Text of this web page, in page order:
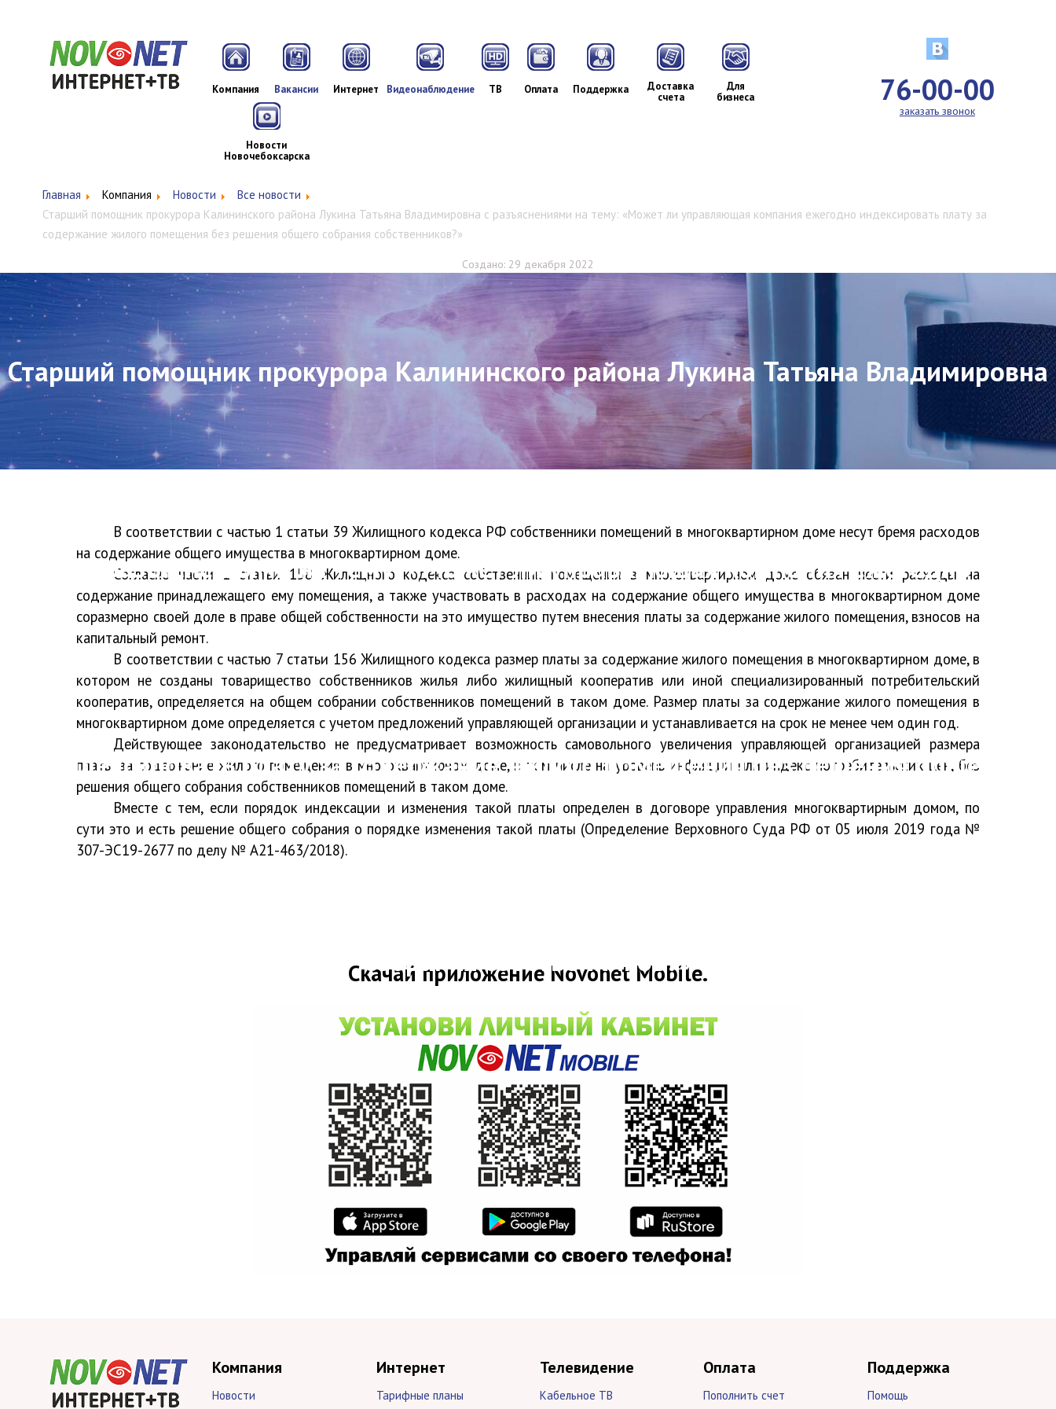
Компания Вакансии Интернет Видеонаблюдение ТВ Оплата Поддержка
Доставка
счета
Для
бизнеса
Новости
Новочебоксарска
76-00-00
заказать звонок
Главная Компания Новости
Все новости
Старший помощник прокурора Калининского района Лукина Татьяна Владимировна с разъяснениями на тему: «Может ли управляющая компания ежегодно индексировать плату за
содержание жилого помещения без решения общего собрания собственников?»
Старший помощник прокурора Калининского района Лукина Татьяна Владимировна
с разъяснениями на тему: «Может ли управляющая компания ежегодно
индексировать плату за содержание жилого помещения без решения общего
собрания собственников?»
Создано: 29 декабря 2022
В соответствии с частью 1 статьи 39 Жилищного кодекса РФ собственники помещений в многоквартирном доме несут бремя расходов
на содержание общего имущества в многоквартирном доме.
Согласно части 1 статьи 158 Жилищного кодекса собственник помещения в многоквартирном доме обязан нести расходы на
содержание принадлежащего ему помещения, а также участвовать в расходах на содержание общего имущества в многоквартирном доме
соразмерно своей доле в праве общей собственности на это имущество путем внесения платы за содержание жилого помещения, взносов на
капитальный ремонт.
В соответствии с частью 7 статьи 156 Жилищного кодекса размер платы за содержание жилого помещения в многоквартирном доме, в
котором не созданы товарищество собственников жилья либо жилищный кооператив или иной специализированный потребительский
кооператив, определяется на общем собрании собственников помещений в таком доме. Размер платы за содержание жилого помещения в
многоквартирном доме определяется с учетом предложений управляющей организации и устанавливается на срок не менее чем один год.
Действующее законодательство не предусматривает возможность самовольного увеличения управляющей организацией размера
платы за содержание жилого помещения в многоквартирном доме, в том числе на уровень инфляции или индекс потребительских цен, без
решения общего собрания собственников помещений в таком доме.
Вместе с тем, если порядок индексации и изменения такой платы определен в договоре управления многоквартирным домом, по
сутиэто и есть решениеобщего собрания о порядке изменения такой платы (Определение Верховного Суда РФ от 05 июля 2019 года №
307-ЭС19-2677 по делу № А21-463/2018).
Скачай приложение Novonet Mobile.
Компания
Новости
Интернет
Тарифные планы
Телевидение
Кабельное ТВ
Оплата
Пополнить счет
Поддержка
Помощь